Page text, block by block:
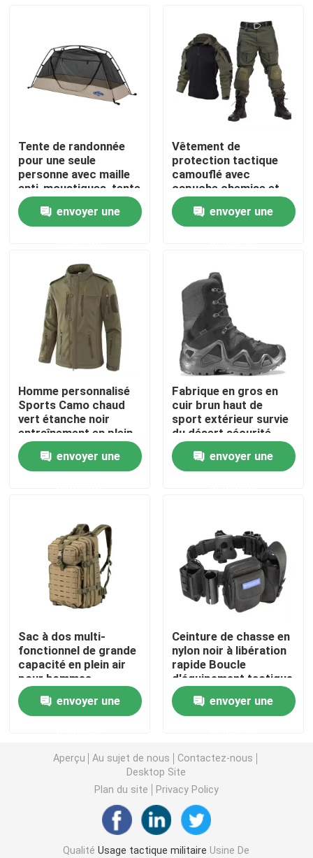
À la maison
Produits
Vidéos
À propos de nous
Visite de l'usine
Contrôle de la qualité
Nouvelles
Demandez un devis
Gilet à l'épreuve des balles tactique militaire
Casque ballistique tactique
Équipement à l'épreuve des balles
Sac à dos tactique militaire
Vitesse extérieure tactique
Bottes tactiques de combat
Gilet tactique de combat
Tente de randonnée
pour une seule
personne avec maille
anti-moustiques, tente
ouverte rapide
envoyer une
Vêtement de
protection tactique
camouflé avec
capuche chemise et
pantalon de grenouille
respiranteenvoyer une
Homme personnalisé
Sports Camo chaud
vert étanche noir
entraînement en plein
air Softshell Polar
Fleece Marine Jackets
tactiques hivernaux
envoyer une
Fabrique en gros en
cuir brun haut de
sport extérieur survie
du désert sécurité
chaussures de
combat tactiques
envoyer une
Sac à dos multi-
fonctionnel de grande
capacité en plein air
pour hommes
Randonnée en
montagne Sports
Voyage Camping Sac à
envoyer une
Ceinture de chasse en
nylon noir à libération
rapide Boucle
d'équipement tactique
Formation Molle
Holster Ceinture
tactique Hommes
envoyer une
Aperçu Au sujet de nous
Contactez-nous
Desktop Site
Plan du site
Privacy Policy
QualitéUsage tactique militaire Usine De